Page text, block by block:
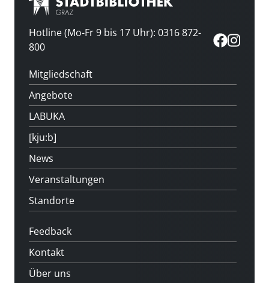
Hotline (Mo-Fr 9 bis 17 Uhr): 0316 872-
800
Mitgliedschaft
Angebote
LABUKA
[kju:b]
News
Veranstaltungen
Standorte
Feedback
Kontakt
Über uns